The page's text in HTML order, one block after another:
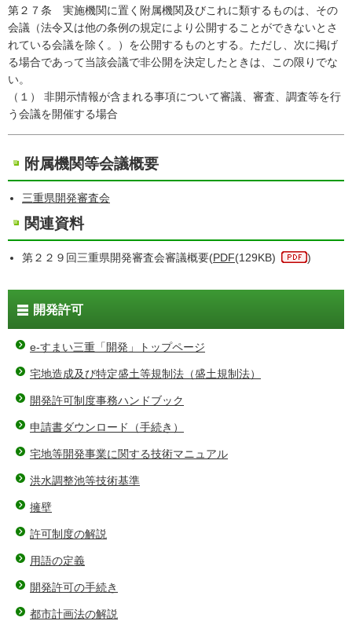
第２７条 実施機関に置く附属機関及びこれに類するものは、その
会議（法令又は他の条例の規定により公開することができないとさ
れている会議を除く。）を公開するものとする。ただし、次に掲げ
る場合であって当該会議で非公開を決定したときは、この限りでな
い。
（１） 非開示情報が含まれる事項について審議、審査、調査等を行
う会議を開催する場合
附属機関等会議概要
三重県開発審査会
関連資料
第２２９回三重県開発審査会審議概要(PDF(129KB) )
開発許可
e-すまい三重「開発」トップページ
宅地造成及び特定盛土等規制法（盛土規制法）
開発許可制度事務ハンドブック
申請書ダウンロード（手続き）
宅地等開発事業に関する技術マニュアル
洪水調整池等技術基準
擁壁
許可制度の解説
用語の定義
開発許可の手続き
都市計画法の解説